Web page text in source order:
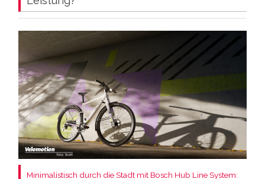
Minimalistisch durch die Stadt mit Bosch Hub Line System: